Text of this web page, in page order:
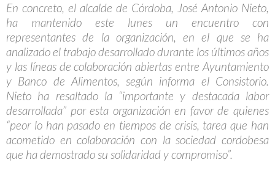
En concreto, el alcalde de Córdoba, José Antonio Nieto,
ha mantenido este lunes un encuentro con
representantes de la organización, en el que se ha
analizado el trabajo desarrollado durante los últimos años
y las líneas de colaboración abiertas entre Ayuntamiento
y Banco de Alimentos, según informa el Consistorio.
Nieto ha resaltado la “importante y destacada labor
desarrollada” por esta organización en favor de quienes
“peor lo han pasado en tiempos de crisis, tarea que han
acometido en colaboración con la sociedad cordobesa
que ha demostrado su solidaridad y compromiso”.